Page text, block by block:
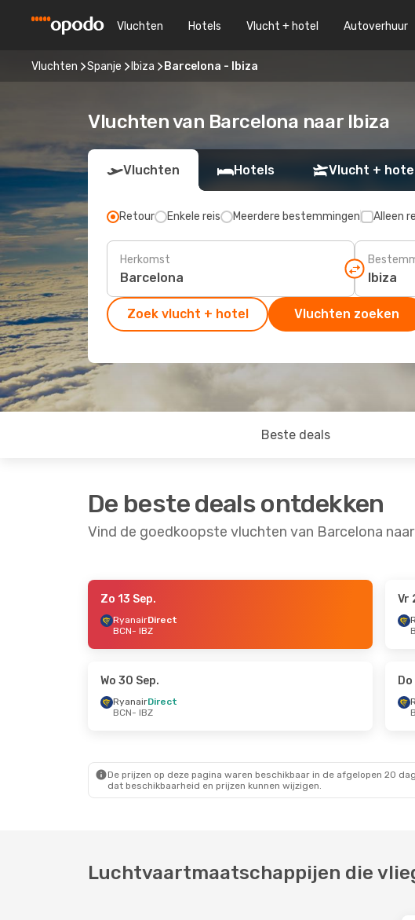
Vluchten Hotels Vlucht + hotel Autoverhuur
Vluchten Spanje Ibiza Barcelona - Ibiza
Vluchten van Barcelona naar Ibiza
Vluchten Hotels Vlucht +
Retour Enkele reis Meerdere bestemmingen Alleen
Herkomst
Zoek vlucht + hotel Vluchten zoeken
Beste deals
De beste deals ontdekken
Vind de goedkoopste vluchten van Barcelona
- Ma 7 Sep.
- Vr 9 Okt.
IBZ - BCN
Zo 13 Sep.
RyanairDirect
BCN- IBZ
Vr
Wo 30 Sep.
RyanairDirect
BCN- IBZ
De prijzen op deze pagina waren beschikbaar in de afgelopen 20
dat beschikbaarheid en prijzen kunnen wijzigen.
Luchtvaartmaatschappijen die